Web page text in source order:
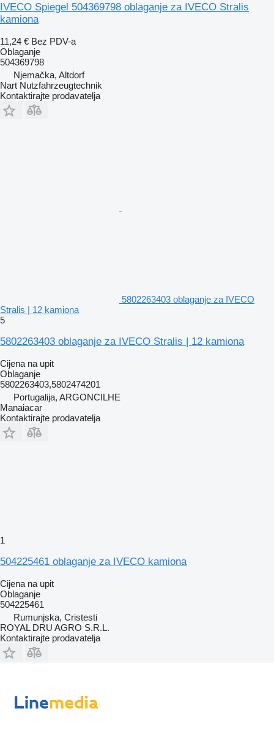
IVECO Spiegel 504369798 oblaganje za IVECO Stralis
kamiona
11,24 € Bez PDV-a
Oblaganje
504369798
Njemačka, Altdorf
Nart Nutzfahrzeugtechnik
Kontaktirajte prodavatelja
5802263403 oblaganje za IVECO
Stralis | 12 kamiona
5
5802263403 oblaganje za IVECO Stralis | 12 kamiona
Cijena na upit
Oblaganje
5802263403,5802474201
Portugalija, ARGONCILHE
Manaiacar
Kontaktirajte prodavatelja
1
504225461 oblaganje za IVECO kamiona
Cijena na upit
Oblaganje
504225461
Rumunjska, Cristesti
ROYAL DRU AGRO S.R.L.
Kontaktirajte prodavatelja